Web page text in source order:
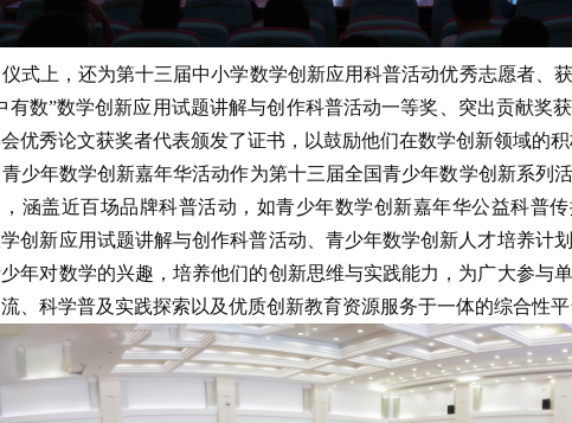
上，还为第十三届中小学数学创新应用科普活动优秀志愿者、
有数”数学创新应用试题讲解与创作科普活动一等奖、突出贡献奖
优秀论文获奖者代表颁发了证书，以鼓励他们在数学创新领域的积
年数学创新嘉年华活动作为第十三届全国青少年数学创新系列
涵盖近百场品牌科普活动，如青少年数学创新嘉年华公益科普
创新应用试题讲解与创作科普活动、青少年数学创新人才培养计
年对数学的兴趣，培养他们的创新思维与实践能力，为广大参与
、科学普及实践探索以及优质创新教育资源服务于一体的综合性平